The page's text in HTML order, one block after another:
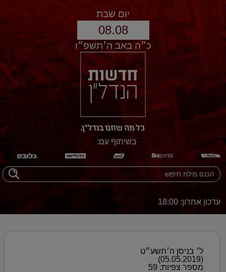
יום שבת
08.08
כ״ה באב ה׳תשפ״ו
בשיתוף עם:
עדכון אחרון: 18:00
ל׳ בניסן ה׳תשע״ט
(05.05.2019)
מספר צפיות: 59